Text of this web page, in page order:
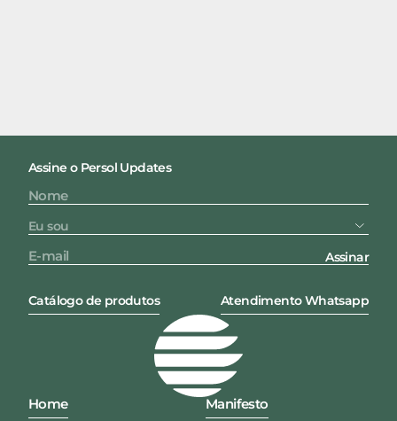
Assine o Persol Updates
Assinar
Catálogo de produtos Atendimento Whatsapp
Home Manifesto